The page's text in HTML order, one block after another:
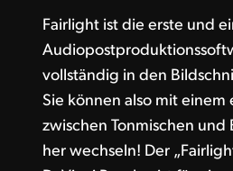
Fairlight ist die erste und
vollständig in den
Sie können also mit einem
zwischen Tonmischen
her wechseln! Der